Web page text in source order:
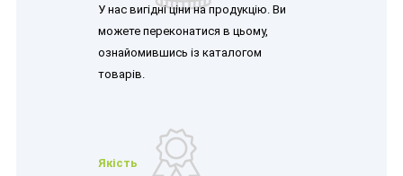
У нас вигідні ціни на продукцію. Ви
можете переконатися в цьому,
ознайомившись із каталогом
товарів.
Якість